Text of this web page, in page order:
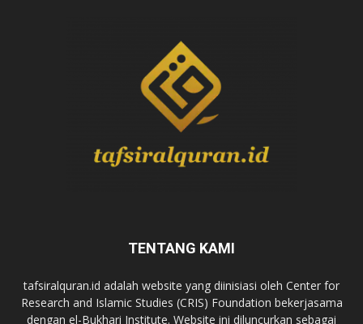
TENTANG KAMI
tafsiralquran.id adalah website yang diinisiasi oleh Center for
Research and Islamic Studies (CRIS) Foundation bekerjasama
dengan el-Bukhari Institute. Website ini diluncurkan sebagai